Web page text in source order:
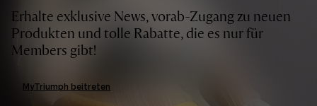
Erhalte exklusive News, vorab-Zugang zu neuen
Produkten und tolle Rabatte, die es nur für
Members gibt!
MyTriumph beitreten